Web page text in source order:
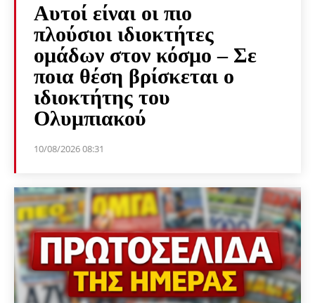
Αυτοί είναι οι πιο
πλούσιοι ιδιοκτήτες
ομάδων στον κόσμο – Σε
ποια θέση βρίσκεται ο
ιδιοκτήτης του
Ολυμπιακού
10/08/2026 08:31